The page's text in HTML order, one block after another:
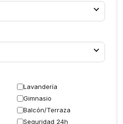
Lavandería
Gimnasio
Balcón/Terraza
Seguridad 24h